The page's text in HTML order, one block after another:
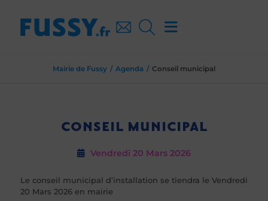
Mairie de Fussy Agenda Conseil municipal
CONSEIL MUNICIPAL
Vendredi 20 Mars 2026
Le conseil municipal d’installation se tiendra le Vendredi
20 Mars 2026 en mairie